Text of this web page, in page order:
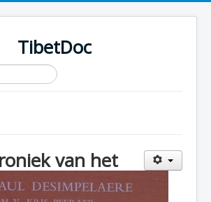
TibetDoc
van het